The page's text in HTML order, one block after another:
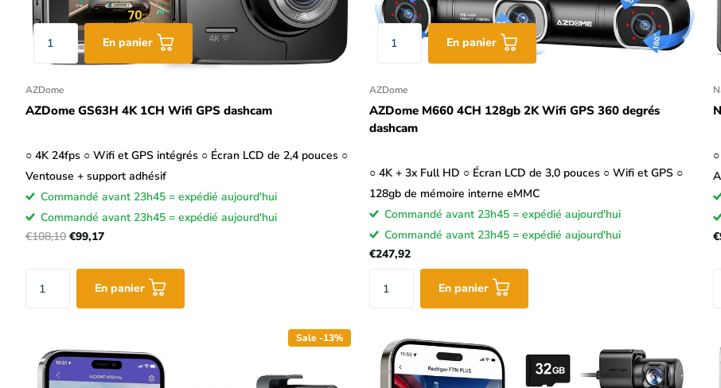
En panier
AZDome
AZDome GS63H 4K 1CH Wifi GPS dashcam
○ 4K 24fps ○ Wifi et GPS intégrés ○ Écran LCD de 2,4 pouces ○
Ventouse + support adhésif
Commandé avant 23h45 = expédié aujourd'hui
Commandé avant 23h45 = expédié aujourd'hui
€108,10 €99,17
En panier
En panier
AZDome
AZDome M660 4CH 128gb 2K Wifi GPS 360 degrés
dashcam
○ 4K + 3x Full HD ○ Écran LCD de 3,0 pouces ○ Wifi et GPS ○
128gb de mémoire interne eMMC
Commandé avant 23h45 = expédié aujourd'hui
Commandé avant 23h45 = expédié aujourd'hui
€247,92
En panier
Sale -13%